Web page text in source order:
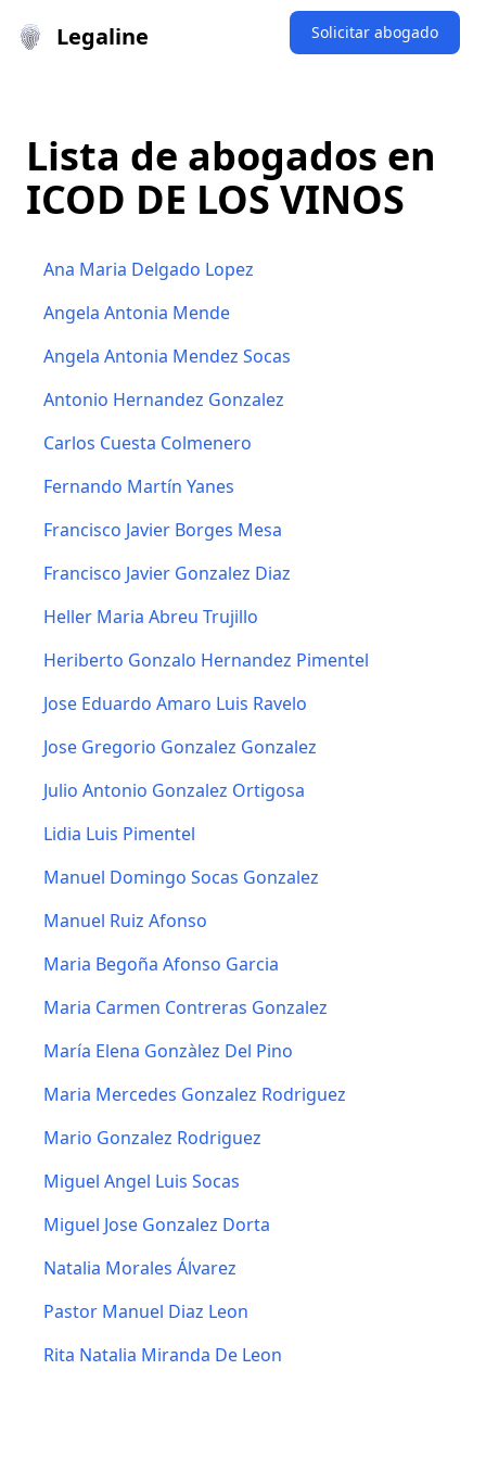
Legaline Solicitar abogado
Lista de abogados en
ICOD DE LOS VINOS
Ana Maria Delgado Lopez
Angela Antonia Mende
Angela Antonia Mendez Socas
Antonio Hernandez Gonzalez
Carlos Cuesta Colmenero
Fernando Martín Yanes
Francisco Javier Borges Mesa
Francisco Javier Gonzalez Diaz
Heller Maria Abreu Trujillo
Heriberto Gonzalo Hernandez Pimentel
Jose Eduardo Amaro Luis Ravelo
Jose Gregorio Gonzalez Gonzalez
Julio Antonio Gonzalez Ortigosa
Lidia Luis Pimentel
Manuel Domingo Socas Gonzalez
Manuel Ruiz Afonso
Maria Begoña Afonso Garcia
Maria Carmen Contreras Gonzalez
María Elena Gonzàlez Del Pino
Maria Mercedes Gonzalez Rodriguez
Mario Gonzalez Rodriguez
Miguel Angel Luis Socas
Miguel Jose Gonzalez Dorta
Natalia Morales Álvarez
Pastor Manuel Diaz Leon
Rita Natalia Miranda De Leon